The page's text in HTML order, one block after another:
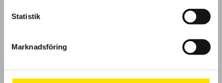
Statistik
Marknadsföring
Köpvillkor